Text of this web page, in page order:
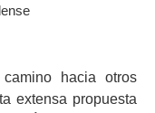
hacia otros
extensa propuesta